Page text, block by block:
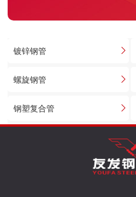
镀锌钢管
螺旋钢管
钢塑复合管